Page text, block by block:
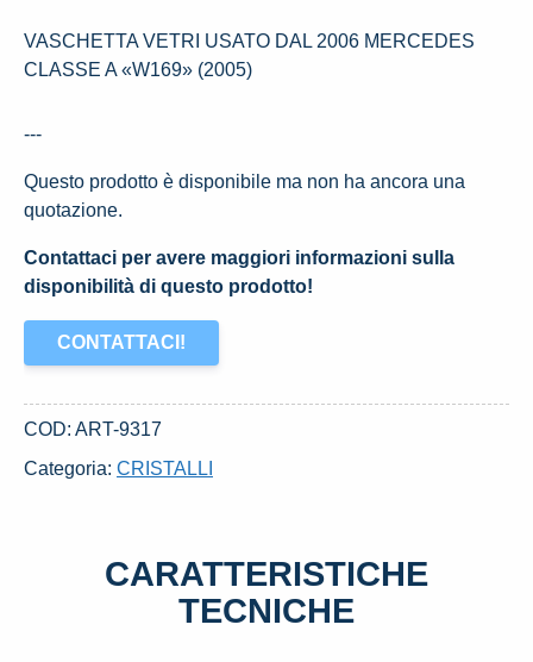
VASCHETTA VETRI USATO DAL 2006 MERCEDES
CLASSE A «W169» (2005)
---
Questo prodotto è disponibile ma non ha ancora una
quotazione.
Contattaci per avere maggiori informazioni sulla
disponibilità di questo prodotto!
CONTATTACI!
COD: ART-9317
Categoria: CRISTALLI
CARATTERISTICHE
TECNICHE